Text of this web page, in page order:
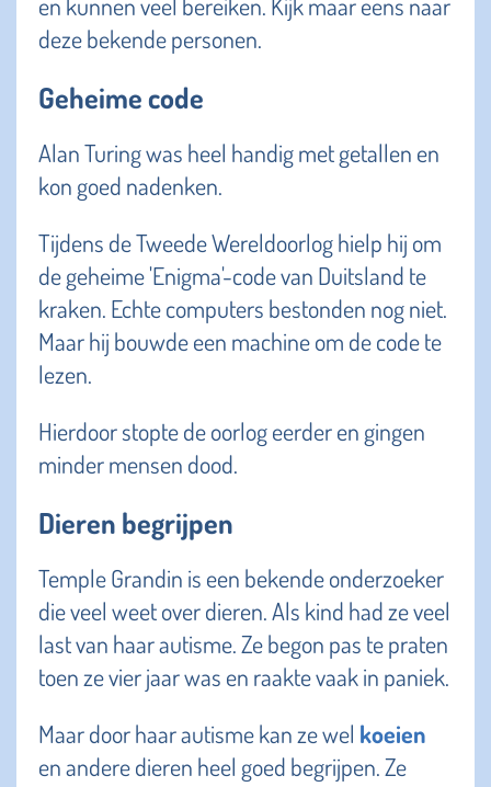
deze bekende personen.
Geheime code
Alan Turing was heel handig met getallen en
kon goed nadenken.
Tijdens de Tweede Wereldoorlog hielp hij om
de geheime 'Enigma'-code van Duitsland te
kraken. Echte computers bestonden nog niet.
Maar hij bouwde een machine om de code te
lezen.
Hierdoor stopte de oorlog eerder en gingen
minder mensen dood.
Dieren begrijpen
Temple Grandin is een bekende onderzoeker
die veel weet over dieren. Als kind had ze veel
last van haar autisme. Ze begon pas te praten
toen ze vier jaar was en raakte vaak in paniek.
Maar door haar autisme kan ze wel koeien
en andere dieren heel goed begrijpen. Ze